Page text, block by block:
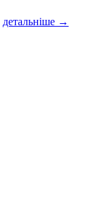
детальніше →